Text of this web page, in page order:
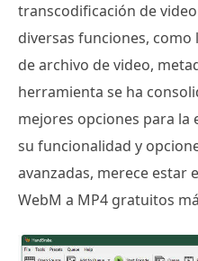
transcodificación de
diversas funciones,
de archivo de video,
herramienta se ha
mejores opciones para la
su funcionalidad y
avanzadas, merece estar
WebM a MP4 gratuitos